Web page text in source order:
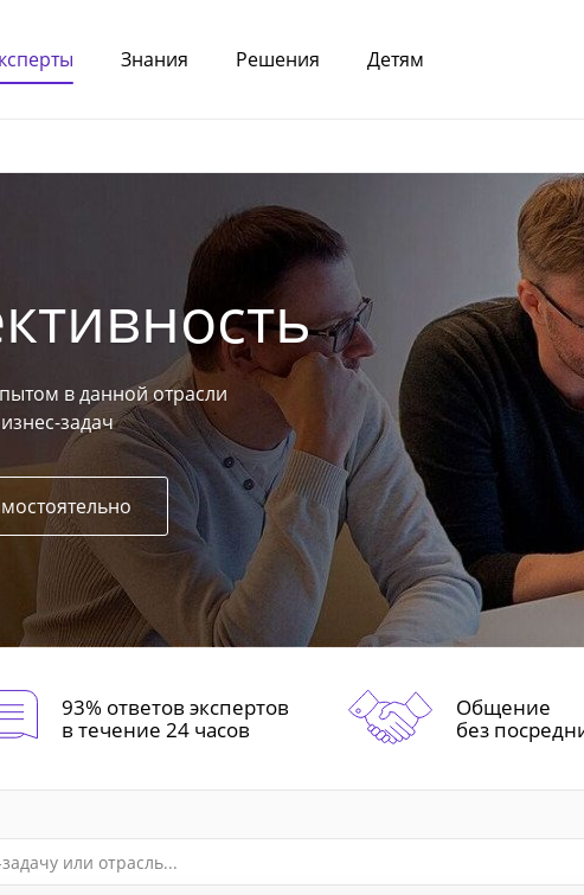
Знания Решения Детям
в данной отрасли
задач
93% ответов экспертов
в течение 24 часов
Общение
без